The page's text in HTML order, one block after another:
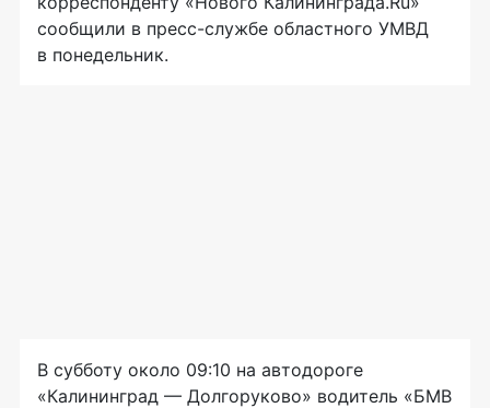
сообщили в пресс-службе областного УМВД
в понедельник.
В субботу около 09:10 на автодороге
«Калининград — Долгоруково» водитель «БМВ